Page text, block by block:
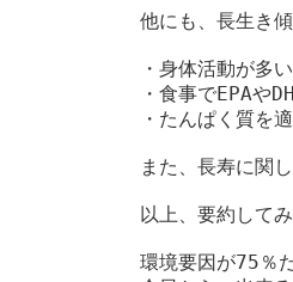
他にも、長生き
・身体活動が多
・食事でEPAや
・たんぱく質を
また、長寿に関
以上、要約してみ
環境要因が75％